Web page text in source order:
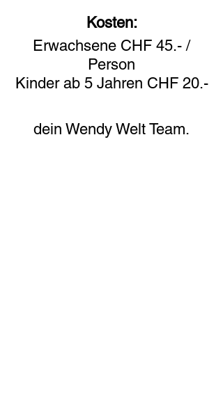
Kosten:
Erwachsene CHF 45.- /
Person
Kinder ab 5 Jahren CHF 20.-
dein Wendy Welt Team.